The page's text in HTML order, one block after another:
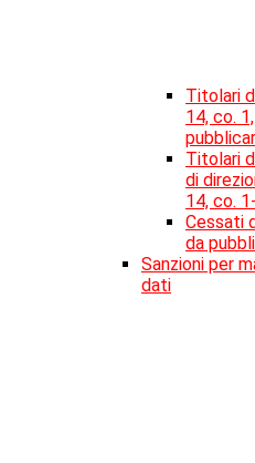
Titolari
14, co.
Titolari
di
14, co.
Cessati
da
Sanzioni per
dati